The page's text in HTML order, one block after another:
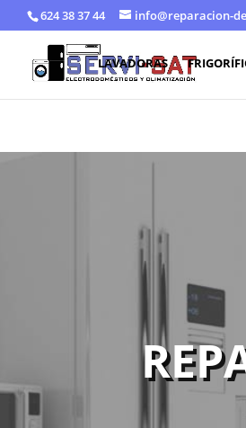
624 38 37 44 info@reparacion-
LAVADORAS